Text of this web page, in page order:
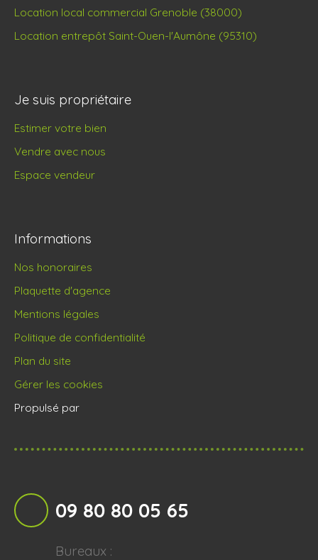
Location local commercial Grenoble (38000)
Location entrepôt Saint-Ouen-l'Aumône (95310)
Je suis propriétaire
Estimer votre bien
Vendre avec nous
Espace vendeur
Informations
Nos honoraires
Plaquette d'agence
Mentions légales
Politique de confidentialité
Plan du site
Gérer les cookies
Propulsé par
09 80 80 05 65
Bureaux :